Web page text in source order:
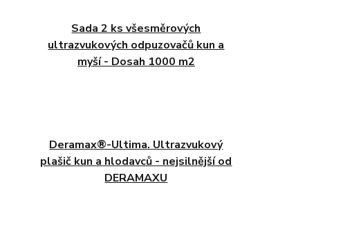
Sada 2 ks všesměrových
ultrazvukových odpuzovačů kun a
myší - Dosah 1000 m2
Deramax®-Ultima. Ultrazvukový
plašič kun a hlodavců - nejsilnější od
DERAMAXU